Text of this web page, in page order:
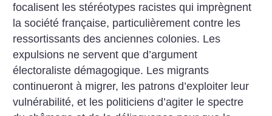
focalisent les stéréotypes racistes qui imprègnent
la société française, particulièrement contre les
ressortissants des anciennes colonies. Les
expulsions ne servent que d’argument
électoraliste démagogique. Les migrants
continueront à migrer, les patrons d’exploiter leur
vulnérabilité, et les politiciens d’agiter le spectre